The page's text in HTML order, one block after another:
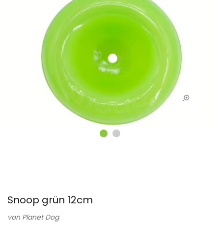
Snoop grün 12cm
von Planet Dog